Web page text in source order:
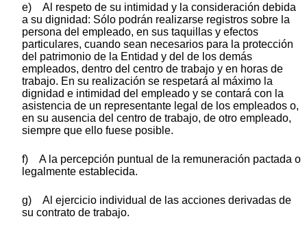
e) Al respeto de su intimidad y la consideración debida
a su dignidad: Sólo podrán realizarse registros sobre la
persona del empleado, en sus taquillas y efectos
particulares, cuando sean necesarios para la protección
del patrimonio de la Entidad y del de los demás
empleados, dentro del centro de trabajo y en horas de
trabajo. En su realización se respetará al máximo la
dignidad e intimidad del empleado y se contará con la
asistencia de un representante legal de los empleados o,
en su ausencia del centro de trabajo, de otro empleado,
siempre que ello fuese posible.
f) A la percepción puntual de la remuneración pactada o
legalmente establecida.
g) Al ejercicio individual de las acciones derivadas de
su contrato de trabajo.